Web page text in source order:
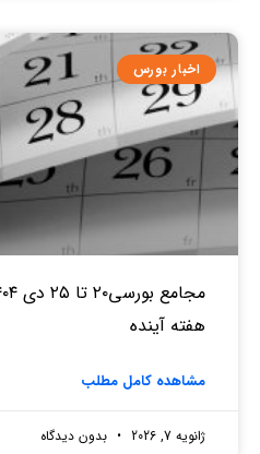
اخبار بورس
هفته آینده
مشاهده کامل مطلب
ژانویه 7, 2026 بدون دیدگاه